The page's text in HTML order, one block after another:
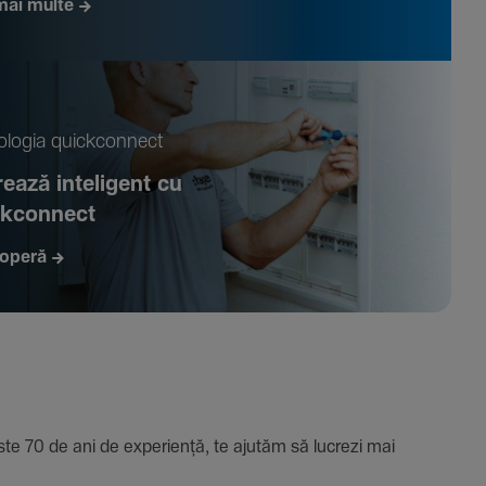
multe
quickconnect
inte­li­gent cu
de ani de expe­riență, te ajutăm să lucrezi mai